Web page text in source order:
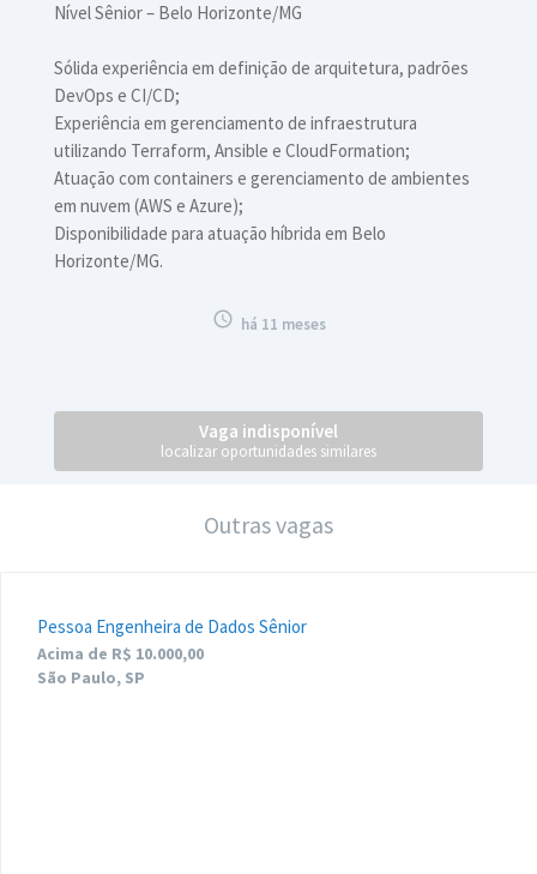
Nível Sênior – Belo Horizonte/MG
Sólida experiência em definição de arquitetura, padrões
DevOps e CI/CD;
Experiência em gerenciamento de infraestrutura
utilizando Terraform, Ansible e CloudFormation;
Atuação com containers e gerenciamento de ambientes
em nuvem (AWS e Azure);
Disponibilidade para atuação híbrida em Belo
Horizonte/MG.
 há 11 meses
Vaga indisponível
localizar oportunidades similares
Outras vagas
Pessoa Engenheira de Dados Sênior
Acima de R$ 10.000,00
São Paulo, SP